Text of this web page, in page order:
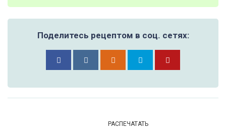
Поделитесь рецептом в соц. сетях:
РАСПЕЧАТАТЬ